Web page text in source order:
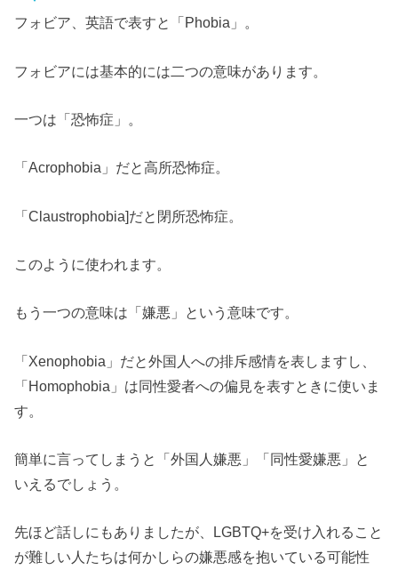
フォビア、英語で表すと「Phobia」。
フォビアには基本的には二つの意味があります。
一つは「恐怖症」。
「Acrophobia」だと高所恐怖症。
「Claustrophobia]だと閉所恐怖症。
このように使われます。
もう一つの意味は「嫌悪」という意味です。
「Xenophobia」だと外国人への排斥感情を表しますし、
「Homophobia」は同性愛者への偏見を表すときに使いま
す。
簡単に言ってしまうと「外国人嫌悪」「同性愛嫌悪」と
いえるでしょう。
先ほど話しにもありましたが、LGBTQ+を受け入れること
が難しい人たちは何かしらの嫌悪感を抱いている可能性